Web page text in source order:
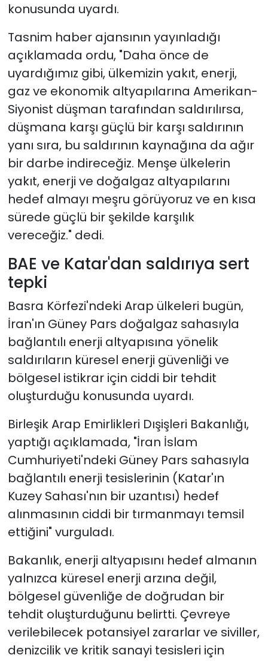
konusunda uyardı.
Tasnim haber ajansının yayınladığı
açıklamada ordu, "Daha önce de
uyardığımız gibi, ülkemizin yakıt, enerji,
gaz ve ekonomik altyapılarına Amerikan-
Siyonist düşman tarafından saldırılırsa,
düşmana karşı güçlü bir karşı saldırının
yanı sıra, bu saldırının kaynağına da ağır
bir darbe indireceğiz. Menşe ülkelerin
yakıt, enerji ve doğalgaz altyapılarını
hedef almayı meşru görüyoruz ve en kısa
sürede güçlü bir şekilde karşılık
vereceğiz." dedi.
BAE ve Katar'dan saldırıya sert
tepki
Basra Körfezi'ndeki Arap ülkeleri bugün,
İran'ın Güney Pars doğalgaz sahasıyla
bağlantılı enerji altyapısına yönelik
saldırıların küresel enerji güvenliği ve
bölgesel istikrar için ciddi bir tehdit
oluşturduğu konusunda uyardı.
Birleşik Arap Emirlikleri Dışişleri Bakanlığı,
yaptığı açıklamada, "İran İslam
Cumhuriyeti'ndeki Güney Pars sahasıyla
bağlantılı enerji tesislerinin (Katar'ın
Kuzey Sahası'nın bir uzantısı) hedef
alınmasının ciddi bir tırmanmayı temsil
ettiğini" vurguladı.
Bakanlık, enerji altyapısını hedef almanın
yalnızca küresel enerji arzına değil,
bölgesel güvenliğe de doğrudan bir
tehdit oluşturduğunu belirtti. Çevreye
verilebilecek potansiyel zararlar ve siviller,
denizcilik ve kritik sanayi tesisleri için